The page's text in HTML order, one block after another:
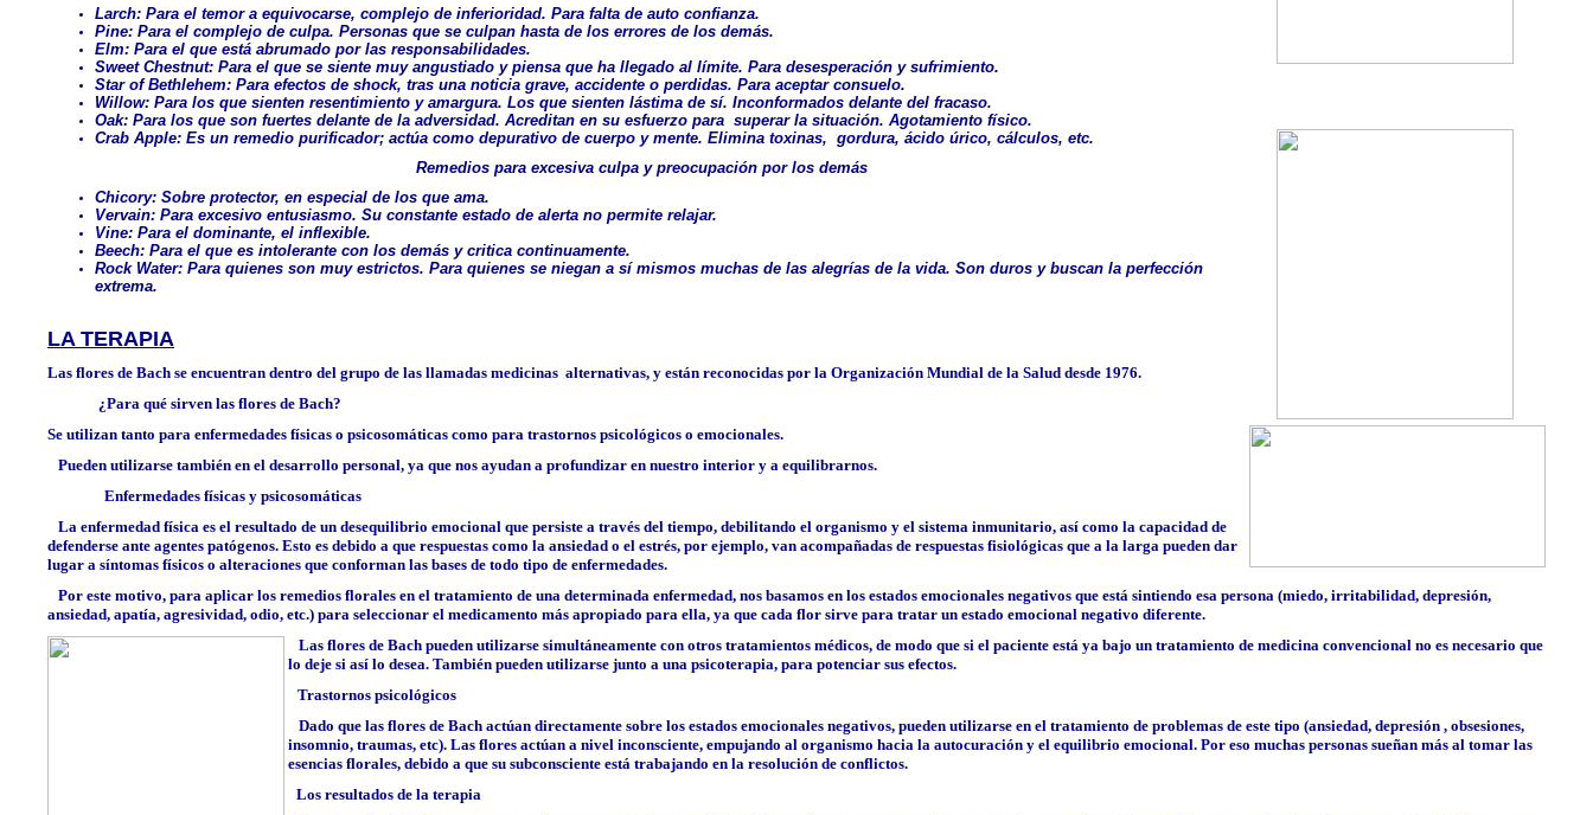
Larch: Para el temor a equivocarse, complejo de inferioridad. Para falta de auto confianza.
Pine: Para el complejo de culpa. Personas que se culpan hasta de los errores de los demás.
Elm: Para el que está abrumado por las responsabilidades.
Sweet Chestnut: Para el que se siente muy angustiado y piensa que ha llegado al límite. Para desesperación y sufrimiento.
Star of Bethlehem: Para efectos de shock, tras una noticia grave, accidente o perdidas. Para aceptar consuelo.
Willow: Para los que sienten resentimiento y amargura. Los que sienten lástima de sí. Inconformados delante del fracaso.
Oak: Para los que son fuertes delante de la adversidad. Acreditan en su esfuerzo para superar la situación. Agotamiento físico.
Crab Apple: Es un remedio purificador; actúa como depurativo de cuerpo y mente. Elimina toxinas, gordura, ácido úrico, cálculos, etc.
Remedios para excesiva culpa y preocupación por los demás
Chicory: Sobre protector, en especial de los que ama.
Vervain: Para excesivo entusiasmo. Su constante estado de alerta no permite relajar.
Vine: Para el dominante, el inflexible.
Beech: Para el que es intolerante con los demás y critica continuamente.
Rock Water: Para quienes son muy estrictos. Para quienes se niegan a sí mismos muchas de las alegrías de la vida. Son duros y buscan la perfección
extrema.
LA TERAPIA
Las flores de Bach se encuentran dentro del grupo de las llamadas medicinas alternativas, y están reconocidas por la Organización Mundial de la Salud desde 1976.
¿Para qué sirven las flores de Bach?
Se utilizan tanto para enfermedades físicas o psicosomáticas como para trastornos psicológicos o emocionales.
Pueden utilizarse también en el desarrollo personal, ya que nos ayudan a profundizar en nuestro interior y a equilibrarnos.
Enfermedades físicas y psicosomáticas
La enfermedad física es el resultado de un desequilibrio emocional que persiste a través del tiempo, debilitando el organismo y el sistema inmunitario, así como la capacidad de
defenderse ante agentes patógenos. Esto es debido a que respuestas como la ansiedad o el estrés, por ejemplo, van acompañadas de respuestas fisiológicas que a la larga pueden dar
lugar a síntomas físicos o alteraciones que conforman las bases de todo tipo de enfermedades.
Por este motivo, para aplicar los remedios florales en el tratamiento de una determinada enfermedad, nos basamos en los estados emocionales negativos que está sintiendo esa persona (miedo, irritabilidad, depresión,
ansiedad, apatía, agresividad, odio, etc.) para seleccionar el medicamento más apropiado para ella, ya que cada flor sirve para tratar un estado emocional negativo diferente.
Las flores de Bach pueden utilizarse simultáneamente con otros tratamientos médicos, de modo que si el paciente está ya bajo un tratamiento de medicina convencional no es necesario que
lo deje si así lo desea. También pueden utilizarse junto a una psicoterapia, para potenciar sus efectos.
Trastornos psicológicos
Dado que las flores de Bach actúan directamente sobre los estados emocionales negativos, pueden utilizarse en el tratamiento de problemas de este tipo (ansiedad, depresión , obsesiones,
insomnio, traumas, etc). Las flores actúan a nivel inconsciente, empujando al organismo hacia la autocuración y el equilibrio emocional. Por eso muchas personas sueñan más al tomar las
esencias florales, debido a que su subconsciente está trabajando en la resolución de conflictos.
Los resultados de la terapia